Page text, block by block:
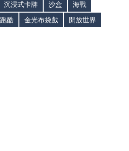
沉浸式卡牌 沙盒
海戰
跑酷 金光布袋戲
開放世界